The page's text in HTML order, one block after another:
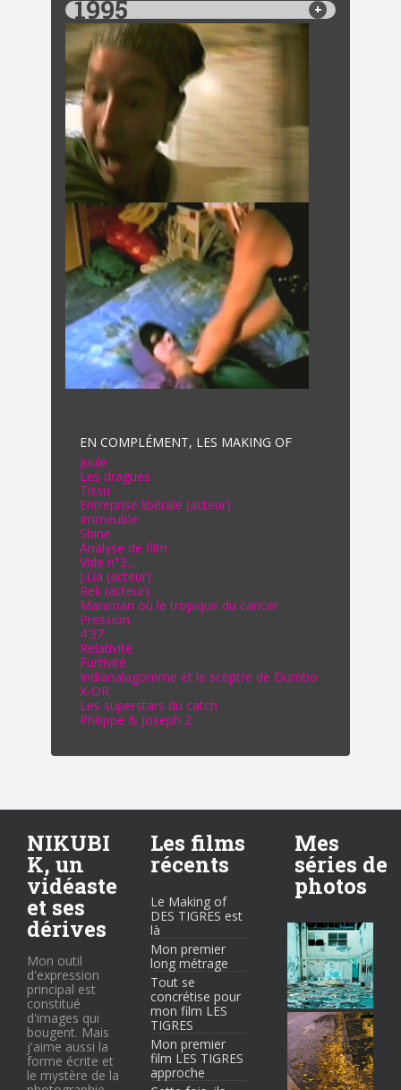
1995
EN COMPLÉMENT, LES MAKING OF
Juule
Les dragues
Tissu
Entreprise libérale (acteur)
Immeuble
Shine
Analyse de film
Vide n°3...
J.Lia (acteur)
Rek (acteur)
Maniman où le tropique du cancer
Pression
4'37
Relativité
Furtivité
Indianalagomme et le sceptre de Dumbo
X-OR
Les superstars du catch
Philippe & Joseph 2
NIKUBI
K, un
vidéaste
et ses
dérives
Mon outil
d'expression
principal est
constitué
d'images qui
bougent. Mais
j'aime aussi la
forme écrite et
le mystère de la
Les films
récents
Le Making of
DES TIGRES est
là
Mon premier
long métrage
Tout se
concrétise pour
mon film LES
TIGRES
Mon premier
film LES TIGRES
approche
Mes
séries de
photos